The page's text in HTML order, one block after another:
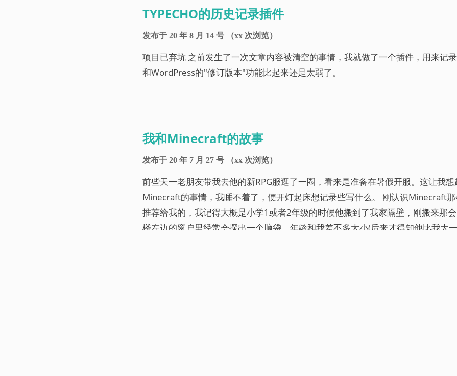
TYPECHO的历史记录插件
发布于 20 年 8 月 14 号 （xx 次浏览）
项目已弃坑 之前发生了一次文章内容被清空的事情，我就做了一个插件，用来记
和WordPress的"修订版本"功能比起来还是太弱了。
我和Minecraft的故事
发布于 20 年 7 月 27 号 （xx 次浏览）
前些天一老朋友带我去他的新RPG服逛了一圈，看来是准备在暑假开服。这让我
Minecraft的事情，我睡不着了，便开灯起床想记录些写什么。 刚认识Minecraft
推荐给我的，我记得大概是小学1或者2年级的时候他搬到了我家隔壁，刚搬来那
楼左边的窗户里经常会探出一个脑袋，年龄和我差不多大小(后来才得知他比我大